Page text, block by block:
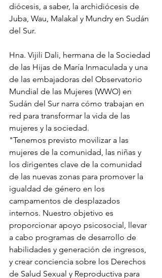
diócesis, a saber, la archidiócesis de
Juba, Wau, Malakal y Mundry en Sudán
del Sur.
Hna. Vijili Dali, hermana de la Sociedad
de las Hijas de María Inmaculada y una
de las embajadoras del Observatorio
Mundial de las Mujeres (WWO) en
Sudán del Sur narra cómo trabajan en
red para transformar la vida de las
mujeres y la sociedad.
"Tenemos previsto movilizar a las
mujeres de la comunidad, las niñas y
los dirigentes clave de la comunidad
de las nuevas zonas para promover la
igualdad de género en los
campamentos de desplazados
internos. Nuestro objetivo es
proporcionar apoyo psicosocial, llevar
a cabo programas de desarrollo de
habilidades y generación de ingresos,
y crear conciencia sobre los Derechos
de Salud Sexual y Reproductiva para